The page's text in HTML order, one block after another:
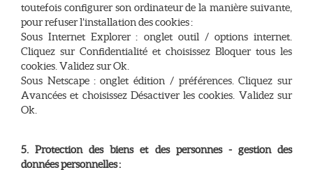
toutefois configurer son ordinateur de la manière suivante,
pour refuser l’installation des cookies :
Sous Internet Explorer : onglet outil / options internet.
Cliquez sur Confidentialité et choisissez Bloquer tous les
cookies. Validez sur Ok.
Sous Netscape : onglet édition / préférences. Cliquez sur
Avancées et choisissez Désactiver les cookies. Validez sur
Ok.
5. Protection des biens et des personnes - gestion des
données personnelles :